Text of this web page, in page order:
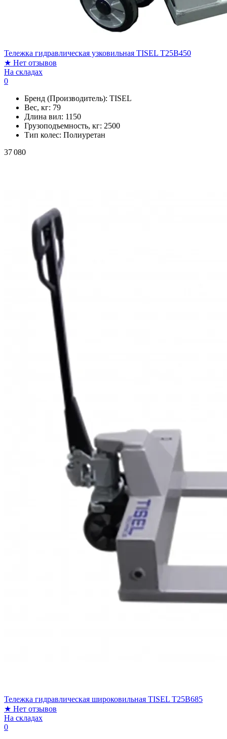
Тележка гидравлическая узковильная TISEL T25B450
★ Нет отзывов
На складах
0
Бренд (Производитель): TISEL
Вес, кг: 79
Длина вил: 1150
Грузоподъемность, кг: 2500
Тип колес: Полиуретан
37 080
Тележка гидравлическая широковильная TISEL T25B685
★ Нет отзывов
На складах
0